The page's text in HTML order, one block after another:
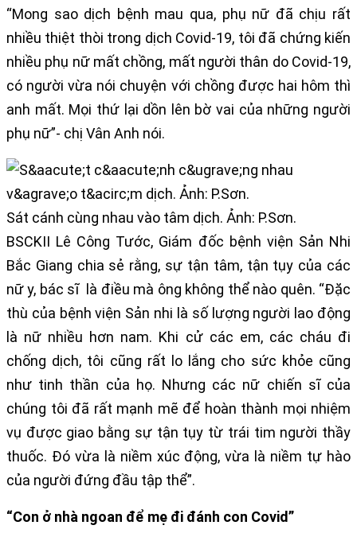
“Mong sao dịch bệnh mau qua, phụ nữ đã chịu rất
nhiều thiệt thòi trong dịch Covid-19, tôi đã chứng kiến
nhiều phụ nữ mất chồng, mất người thân do Covid-19,
có người vừa nói chuyện với chồng được hai hôm thì
anh mất. Mọi thứ lại dồn lên bờ vai của những người
phụ nữ”- chị Vân Anh nói.
Sát cánh cùng nhau vào tâm dịch. Ảnh: P.Sơn.
BSCKII Lê Công Tước, Giám đốc bệnh viện Sản Nhi
Bắc Giang chia sẻ rằng, sự tận tâm, tận tụy của các
nữ y, bác sĩ là điều mà ông không thể nào quên. “Đặc
thù của bệnh viện Sản nhi là số lượng người lao động
là nữ nhiều hơn nam. Khi cử các em, các cháu đi
chống dịch, tôi cũng rất lo lắng cho sức khỏe cũng
như tinh thần của họ. Nhưng các nữ chiến sĩ của
chúng tôi đã rất mạnh mẽ để hoàn thành mọi nhiệm
vụ được giao bằng sự tận tụy từ trái tim người thầy
thuốc. Đó vừa là niềm xúc động, vừa là niềm tự hào
của người đứng đầu tập thể”.
“Con ở nhà ngoan để mẹ đi đánh con Covid”